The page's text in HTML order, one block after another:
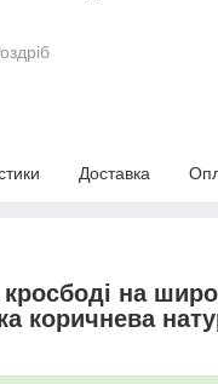
Доставка
на
коричнева